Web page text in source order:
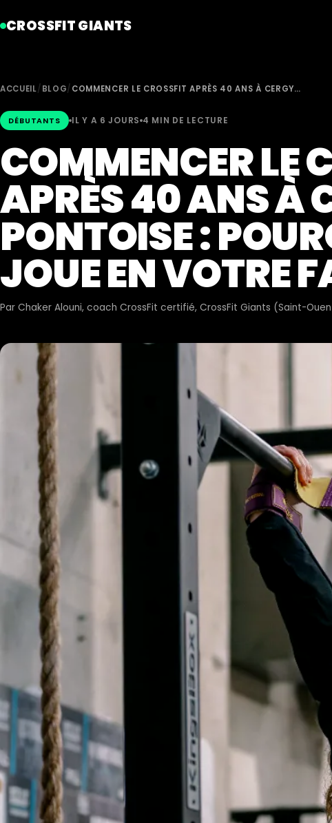
CROSSFIT GIANTS
ACCUEIL/ BLOG/ COMMENCER LE CROSSFIT APRÈS 40 ANS À CERGY…
DÉBUTANTS IL Y A 6 JOURS 4 MIN DE LECTURE
COMMENCER LE
APRÈS 40 ANS À
PONTOISE :
JOUE EN VOTRE
Par Chaker Alouni, coach CrossFit certifié, CrossFit Giants (Saint-